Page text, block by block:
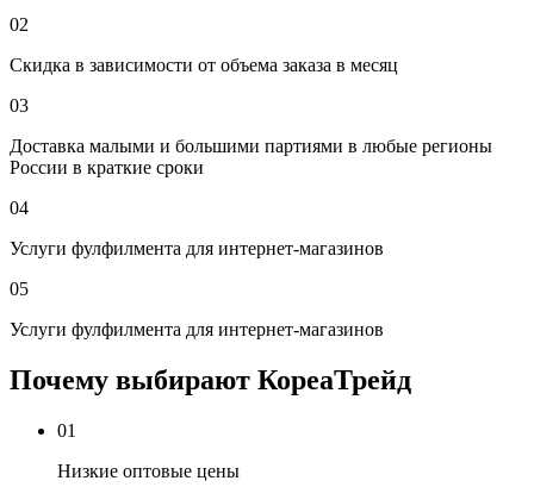
02
Скидка в зависимости от объема заказа в месяц
03
Доставка малыми и большими партиями в любые регионы
России в краткие сроки
04
Услуги фулфилмента для интернет-магазинов
05
Услуги фулфилмента для интернет-магазинов
Почему выбирают КореаТрейд
01
Низкие оптовые цены